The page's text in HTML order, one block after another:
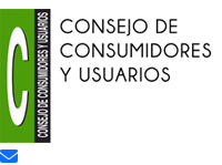
Pasar al contenido principal